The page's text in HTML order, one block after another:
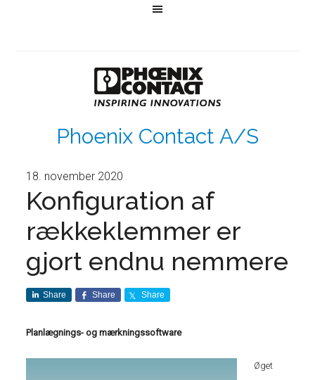
Phoenix Contact A/S
18. november 2020
Konfiguration af
rækkeklemmer er
gjort endnu nemmere
Share Share Share
Planlægnings- og mærkningssoftware
Øget